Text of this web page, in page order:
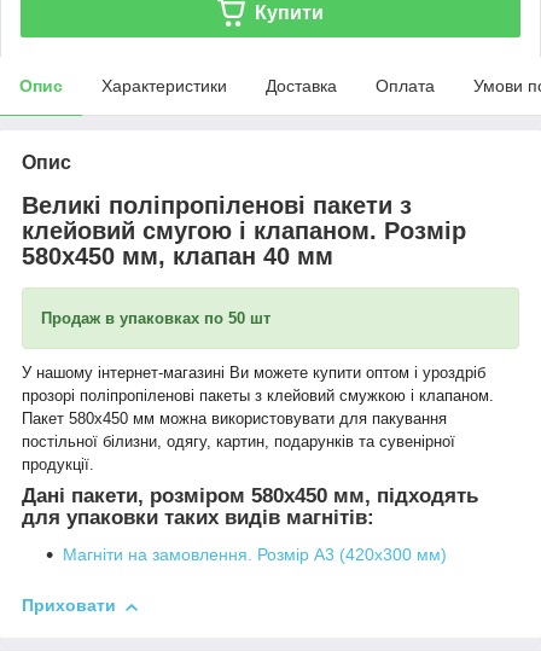
Купити
Опис Характеристики Доставка Оплата Умови
Опис
Великі поліпропіленові пакети з
клейовий смугою і клапаном. Розмір
580х450 мм, клапан 40 мм
Продаж в упаковках по 50 шт
У нашому інтернет-магазині Ви можете купити оптом і уроздріб
прозорі поліпропіленові пакеты з клейовий смужкою і клапаном.
Пакет 580х450 мм можна використовувати для пакування
постільної білизни, одягу, картин, подарунків та сувенірної
продукції.
Дані пакети, розміром 580х450 мм, підходять
для упаковки таких видів магнітів:
Магніти на замовлення. Розмір A3 (420х300 мм)
Приховати